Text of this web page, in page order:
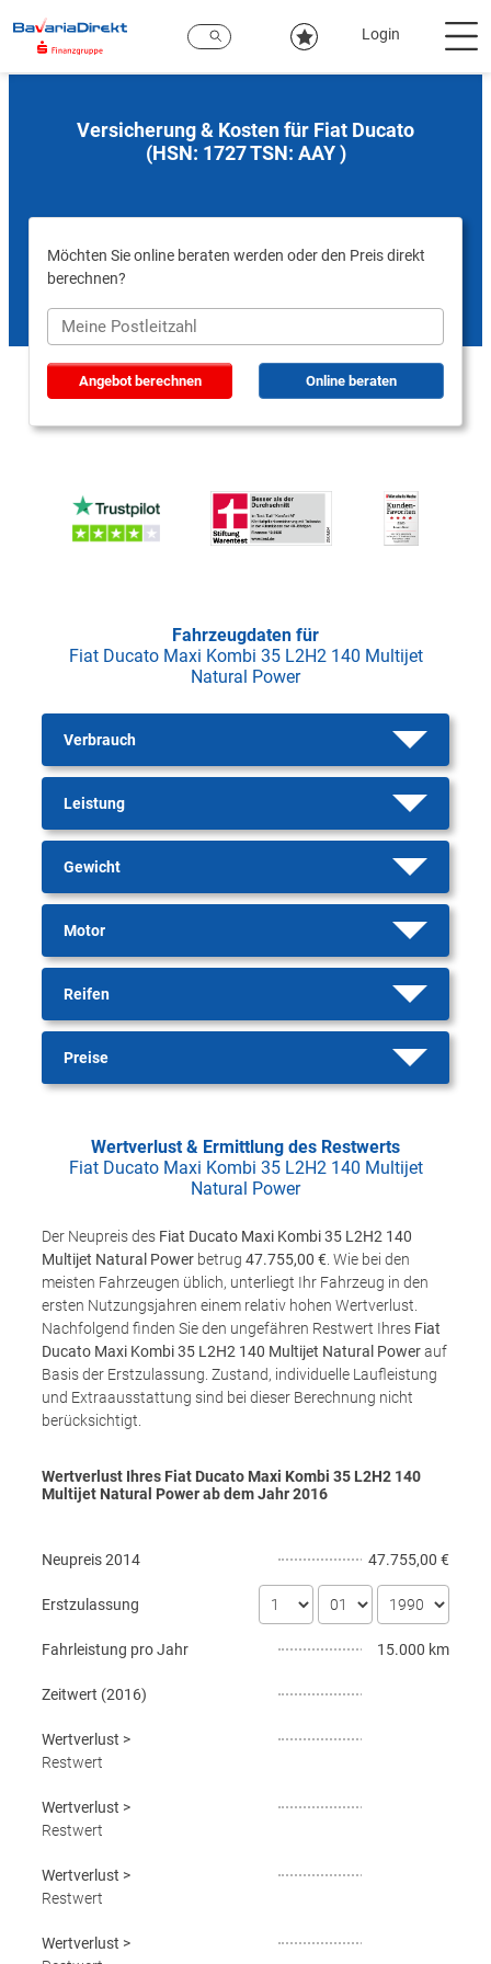
Hauptinhalt
Login
Versicherung & Kosten für Fiat Ducato
(HSN: 1727 TSN: AAY )
Möchten Sie online beraten werden oder den Preis direkt
berechnen?
Angebot berechnen Online beraten
Fahrzeugdaten für
Fiat Ducato Maxi Kombi 35 L2H2 140 Multijet
Natural Power
Verbrauch
Leistung
Gewicht
Motor
Reifen
Preise
Wertverlust & Ermittlung des Restwerts
Fiat Ducato Maxi Kombi 35 L2H2 140 Multijet
Natural Power
Der Neupreis des Fiat Ducato Maxi Kombi 35 L2H2 140
Multijet Natural Power betrug 47.755,00 € . Wie bei den
meisten Fahrzeugen üblich, unterliegt Ihr Fahrzeug in den
ersten Nutzungsjahren einem relativ hohen Wertverlust.
Nachfolgend finden Sie den ungefähren Restwert Ihres Fiat
Ducato Maxi Kombi 35 L2H2 140 Multijet Natural Powerauf
Basis der Erstzulassung. Zustand, individuelle Laufleistung
und Extraausstattung sind bei dieser Berechnung nicht
berücksichtigt.
Wertverlust Ihres Fiat Ducato Maxi Kombi 35 L2H2 140
Multijet Natural Power ab dem Jahr2016
Neupreis2014 47.755,00 €
Erstzulassung
Fahrleistung pro Jahr 15.000 km
Zeitwert (2016)
Wertverlust >
Restwert
Wertverlust >
Restwert
Wertverlust >
Restwert
Wertverlust >